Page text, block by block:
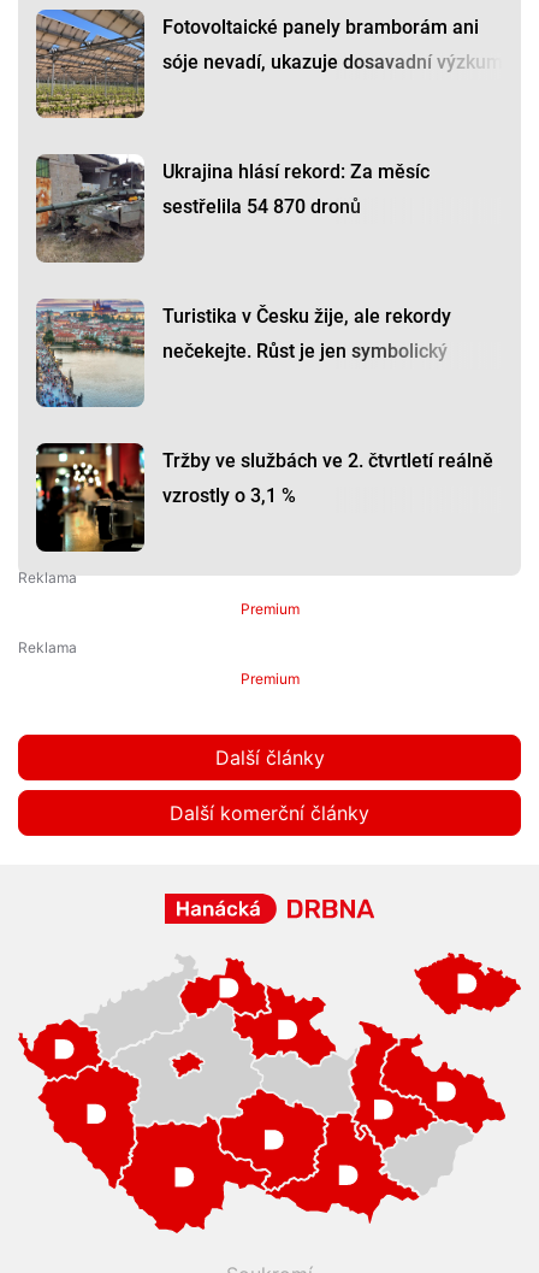
Fotovoltaické panely bramborám ani
sóje nevadí, ukazuje dosavadní výzkum
Ukrajina hlásí rekord: Za měsíc
sestřelila 54 870 dronů
Turistika v Česku žije, ale rekordy
nečekejte. Růst je jen symbolický
Tržby ve službách ve 2. čtvrtletí reálně
vzrostly o 3,1 %
Premium
Premium
Další články
Další komerční články